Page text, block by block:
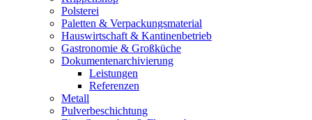
Polsterei
Paletten & Verpackungsmaterial
Hauswirtschaft & Kantinenbetrieb
Gastronomie & Großküche
Dokumentenarchivierung
Leistungen
Referenzen
Metall
Pulverbeschichtung